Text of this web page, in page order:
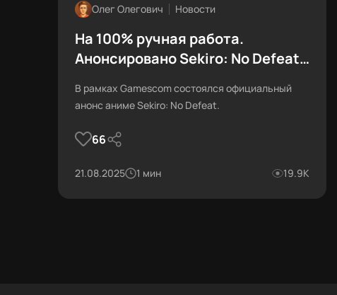
Олег Олегович Новости
На 100% ручная работа.
Анонсировано Sekiro: No Defeat
В рамках Gamescom состоялся официальный
анонс аниме Sekiro: No Defeat.
66
21.08.2025 1 мин 19.9К